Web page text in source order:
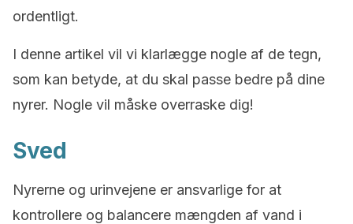
ordentligt.
I denne artikel vil vi klarlægge nogle af de tegn,
som kan betyde, at du skal passe bedre på dine
nyrer. Nogle vil måske overraske dig!
Sved
Nyrerne og urinvejene er ansvarlige for at
kontrollere og balancere mængden af vand i